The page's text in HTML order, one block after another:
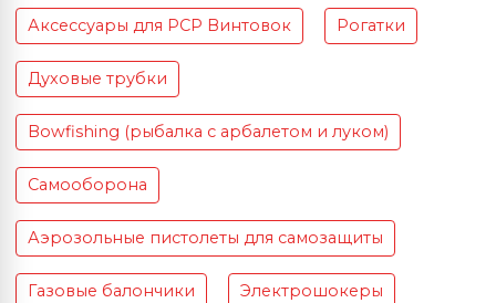
Аксессуары для PCP Винтовок Рогатки
Духовые трубки
Bowfishing (рыбалка с арбалетом и луком)
Самооборона
Аэрозольные пистолеты для самозащиты
Газовые балончики Электрошокеры